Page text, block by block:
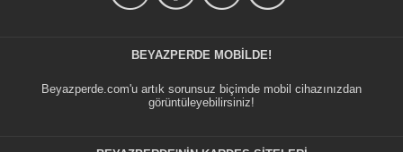
BEYAZPERDE MOBILDE!
Beyazperde.com'u artık sorunsuz biçimde mobil cihazınızdan
görüntüleyebilirsiniz!